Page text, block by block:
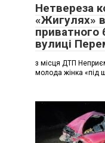
Нетвереза
«Жигулях»
приватного
вулиці
з місця ДТП
молода жінка «під